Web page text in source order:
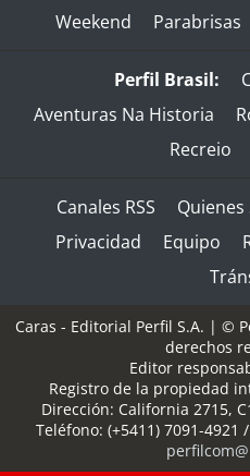
Weekend
Parabrisas
Perfil Brasil:
Aventuras Na Historia
Recreio
Canales RSS Quienes
Privacidad
Equipo
Caras - Editorial Perfil S.A. | ©
derechos
Editor
Registro de la propiedad
Dirección: California 2715,
Teléfono: (+5411) 7091-4921 /